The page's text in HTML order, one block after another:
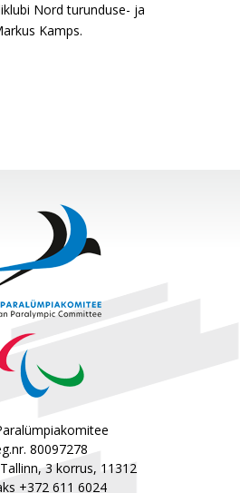
Nord turunduse- ja
Kamps.
80097278
3 korrus, 11312
+372 611 6024